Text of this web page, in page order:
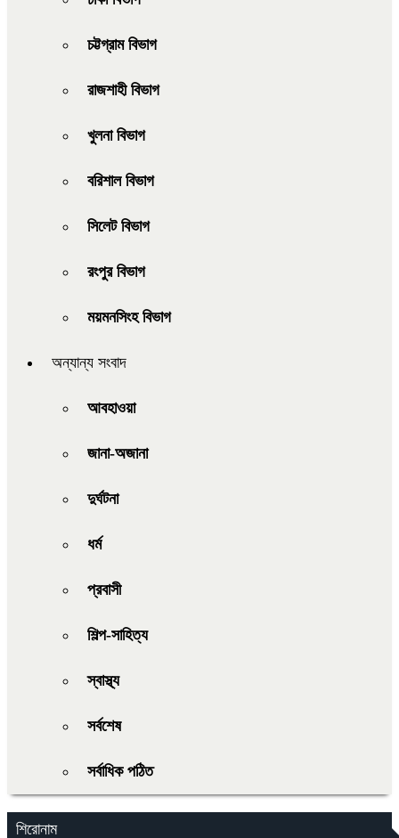
চট্টগ্রাম বিভাগ
রাজশাহী বিভাগ
খুলনা বিভাগ
বরিশাল বিভাগ
সিলেট বিভাগ
রংপুর বিভাগ
ময়মনসিংহ বিভাগ
অন্যান্য সংবাদ
আবহাওয়া
জানা-অজানা
দুর্ঘটনা
ধর্ম
প্রবাসী
শিল্প-সাহিত্য
স্বাস্থ্য
সর্বশেষ
সর্বাধিক পঠিত
শিরোনাম